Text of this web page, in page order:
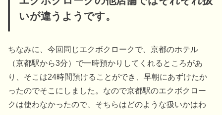
いが違うようです。
ちなみに、今回同じエクボクロークで、京都のホテル
（京都駅から3分）で一時預かりしてくれるところがあ
り、そこは24時間預けることができ、早朝にあずけたか
ったのでそこにしました。なので京都駅のエクボクロー
クは使わなかったので、そちらはどのような扱いかはわ